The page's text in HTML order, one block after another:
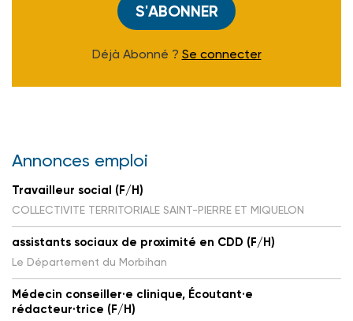
S'ABONNER
Déjà Abonné ? Se connecter
Annonces emploi
Travailleur social (F/H)
COLLECTIVITE TERRITORIALE SAINT-PIERRE ET MIQUELON
assistants sociaux de proximité en CDD (F/H)
Le Département du Morbihan
Médecin conseiller·e clinique, Écoutant·e
rédacteur·trice (F/H)